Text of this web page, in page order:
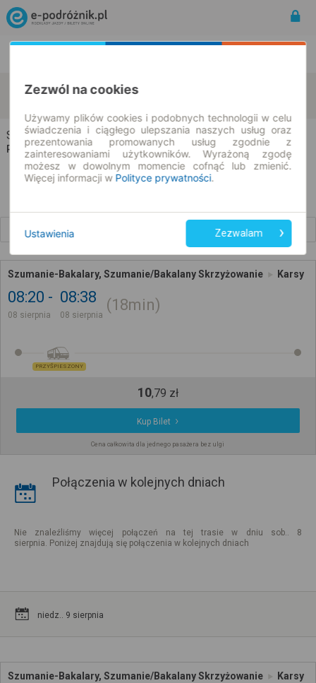
Szumanie-Bakalary Karsy
Szumanie-Bakalary → Karsy
Rozkład jazdy i bilety
Szumanie-Bakalary, Szumanie/Bakalany Skrzyżowanie Karsy
08:20
08 sierpnia
08:38
08 sierpnia
18min
PRZYŚPIESZONY
10,79 zł
Kup Bilet
Cena całkowita dla jednego pasażera bez ulgi
Połączenia w kolejnych dniach
Nie znaleźliśmy więcej połączeń na tej trasie w dniu sob.. 8
sierpnia. Poniżej znajdują się połączenia w kolejnych dniach
niedz.. 9 sierpnia
Szumanie-Bakalary, Szumanie/Bakalany Skrzyżowanie Karsy
Zezwól na cookies
Używamy plików cookies i podobnych technologii w celu
świadczenia i ciągłego ulepszania naszych usług oraz
prezentowania promowanych usług zgodnie z
zainteresowaniami użytkowników. Wyrażoną zgodę
możesz w dowolnym momencie cofnąć lub zmienić.
Więcej informacji w Polityce prywatności.
Ustawienia Zezwalam